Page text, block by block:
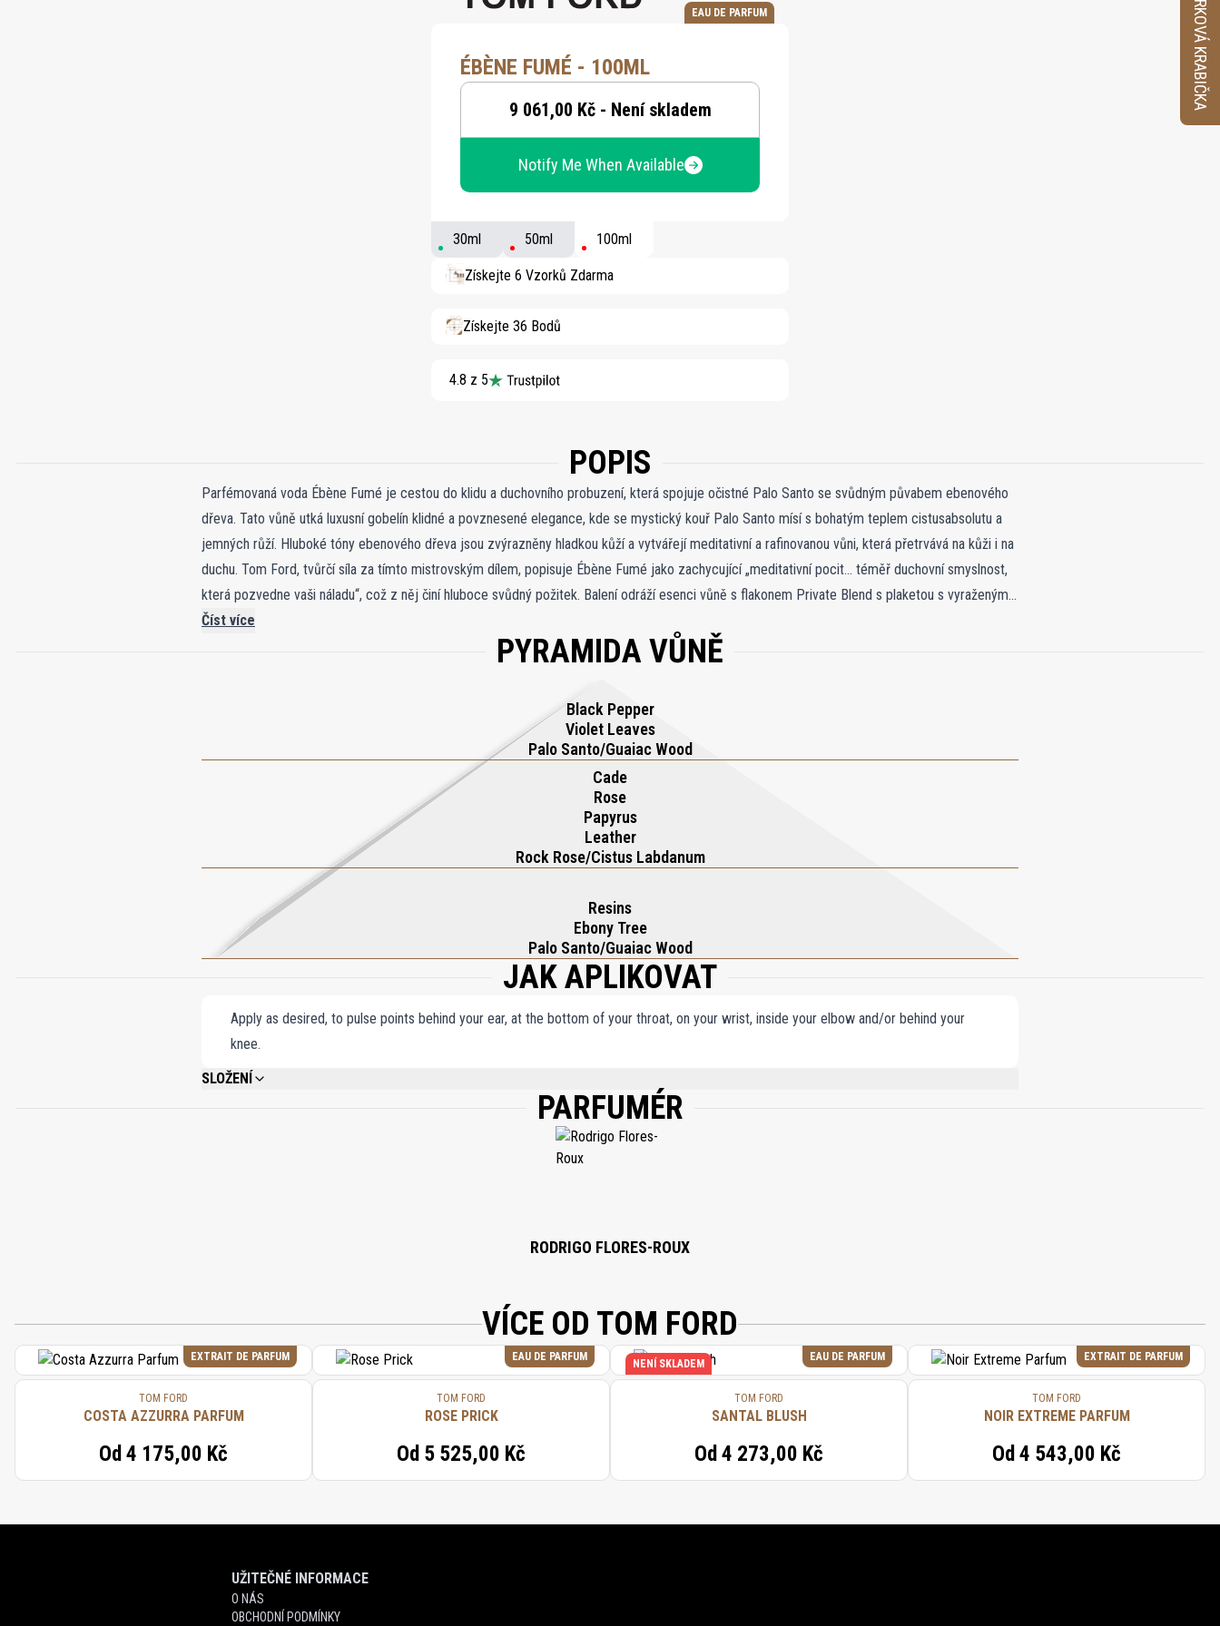
EAU DE PARFUM
ÉBÈNE FUMÉ - 100ML
9 061,00 Kč - Není skladem
Notify Me When Available
30ml 50ml 100ml
Získejte 6 Vzorků Zdarma
Získejte 36 Bodů
4.8 z 5
POPIS
Parfémovaná voda Ébène Fumé je cestou do klidu a duchovního probuzení, která spojuje očistné Palo Santo se svůdným půvabem ebenového
dřeva. Tato vůně utká luxusní gobelín klidné a povznesené elegance, kde se mystický kouř Palo Santo mísí s bohatým teplem cistusabsolutu a
jemných růží. Hluboké tóny ebenového dřeva jsou zvýrazněny hladkou kůží a vytvářejí meditativní a rafinovanou vůni, která přetrvává na kůži i na
duchu. Tom Ford, tvůrčí síla za tímto mistrovským dílem, popisuje Ébène Fumé jako zachycující „meditativní pocit... téměř duchovní smyslnost,
která pozvedne vaši náladu“, což z něj činí hluboce svůdný požitek. Balení odráží esenci vůně s flakonem Private Blend s plaketou s vyraženým
dřevem a mahagonovým uzávěrem, vzdávajícím hold centrálnímu dřevu Palo Santo. Ébène Fumé vás zve k prozkoumání síly vůně a hlubších
Číst více
PYRAMIDA VŮNĚ
Black Pepper
Violet Leaves
Palo Santo/Guaiac Wood
Cade
Rose
Papyrus
Leather
Rock Rose/Cistus Labdanum
Resins
Ebony Tree
Palo Santo/Guaiac Wood
JAK APLIKOVAT
Apply as desired, to pulse points behind your ear, at the bottom of your throat, on your wrist, inside your elbow and/or behind your
knee.
SLOŽENÍ
ALCOHOL DENAT., WATER\AQUA\EAU, FRAGRANCE (PARFUM), LIMONENE, ALPHA-ISOMETHYL IONONE, BENZYL BENZOATE, LINALOOL, CITRAL, BENZYL
CINNAMATE, BUTYL METHOXYDIBENZOYLMETHANE, ETHYLHEXYL SALICYLATE, ETHYLHEXYL METHOXYCINNAMATE, PENTAERYTHRITYL TETRA-DI-T-BUTYL
HYDROXYHYDROCINNAMATE, BHT, YELLOW 5 (CI 19140), RED 4 (CI 14700), EXT. VIOLET 2 (CI 60730).
PARFUMÉR
RODRIGO FLORES-ROUX
VÍCE OD TOM FORD
EXTRAIT DE PARFUM
TOM FORD
COSTA AZZURRA PARFUM
Od 4 175,00 Kč
EAU DE PARFUM
TOM FORD
ROSE PRICK
Od 5 525,00 Kč
EAU DE PARFUM
NENÍ SKLADEM
TOM FORD
SANTAL BLUSH
Od 4 273,00 Kč
EXTRAIT DE PARFUM
TOM FORD
NOIR EXTREME PARFUM
Od 4 543,00 Kč
UŽITEČNÉ INFORMACE
O NÁS
OBCHODNÍ PODMÍNKY
VZORKOVÁ KRABIČKA